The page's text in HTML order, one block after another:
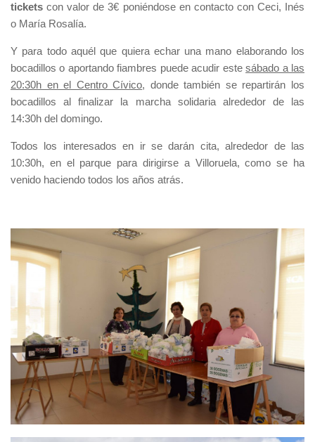
tickets con valor de 3€ poniéndose en contacto con Ceci, Inés
o María Rosalía.
Y para todo aquél que quiera echar una mano elaborando los
bocadillos o aportando fiambres puede acudir estesábado a las
20:30h en el Centro Cívico, donde también se repartirán los
bocadillos al finalizar la marcha solidaria alrededor de las
14:30h del domingo.
Todos los interesados en ir se darán cita, alrededor de las
10:30h, en el parque para dirigirse a Villoruela, como se ha
venido haciendo todos los años atrás.